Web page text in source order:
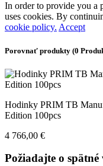
In order to provide you a
uses cookies. By
cookie policy. Accept
Porovnať produkty (0
Hodinky PRIM TB
Edition 100pcs
4 766,00 €
Požiadajte o spätné